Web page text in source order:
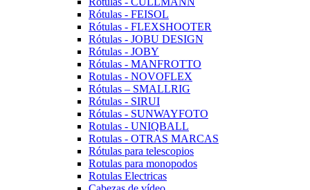
Rótulas - FEISOL
Rótulas - FLEXSHOOTER
Rótulas - JOBU DESIGN
Rótulas - JOBY
Rótulas - MANFROTTO
Rotulas - NOVOFLEX
Rótulas – SMALLRIG
Rótulas - SIRUI
Rótulas - SUNWAYFOTO
Rotulas - UNIQBALL
Rotulas - OTRAS MARCAS
Rótulas para telescopios
Rotulas para monopodos
Rotulas Electricas